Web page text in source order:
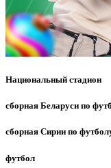
Национальный стадион
сборная Беларуси по
сборная Сирии по
футбол